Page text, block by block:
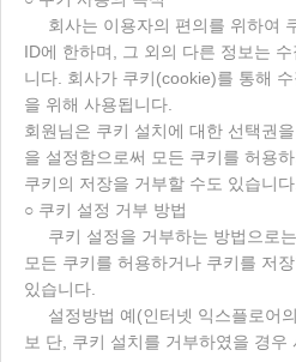
회사는 이용자의 편의를 위하여
ID에 한하며, 그 외의 다른 정보는
니다. 회사가 쿠키(cookie)를 통해
을 위해 사용됩니다.
회원님은 쿠키 설치에 대한 선택권
을 설정함으로써 모든 쿠키를 허용
쿠키의 저장을 거부할 수도 있습니다.
○ 쿠키 설정 거부 방법
쿠키 설정을 거부하는 방법으로
모든 쿠키를 허용하거나 쿠키를 저
있습니다.
설정방법 예(인터넷 익스플로어
보 단, 쿠키 설치를 거부하였을 경